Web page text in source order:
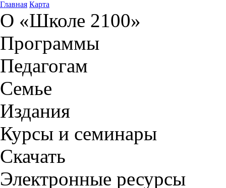
Главная Карта
О «Школе 2100»
Программы
Педагогам
Семье
Издания
Курсы и семинары
Скачать
Электронные ресурсы